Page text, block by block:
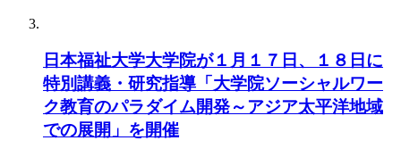
日本福祉大学大学院が１月１７日、１８日に
特別講義・研究指導「大学院ソーシャルワー
ク教育のパラダイム開発～アジア太平洋地域
での展開」を開催